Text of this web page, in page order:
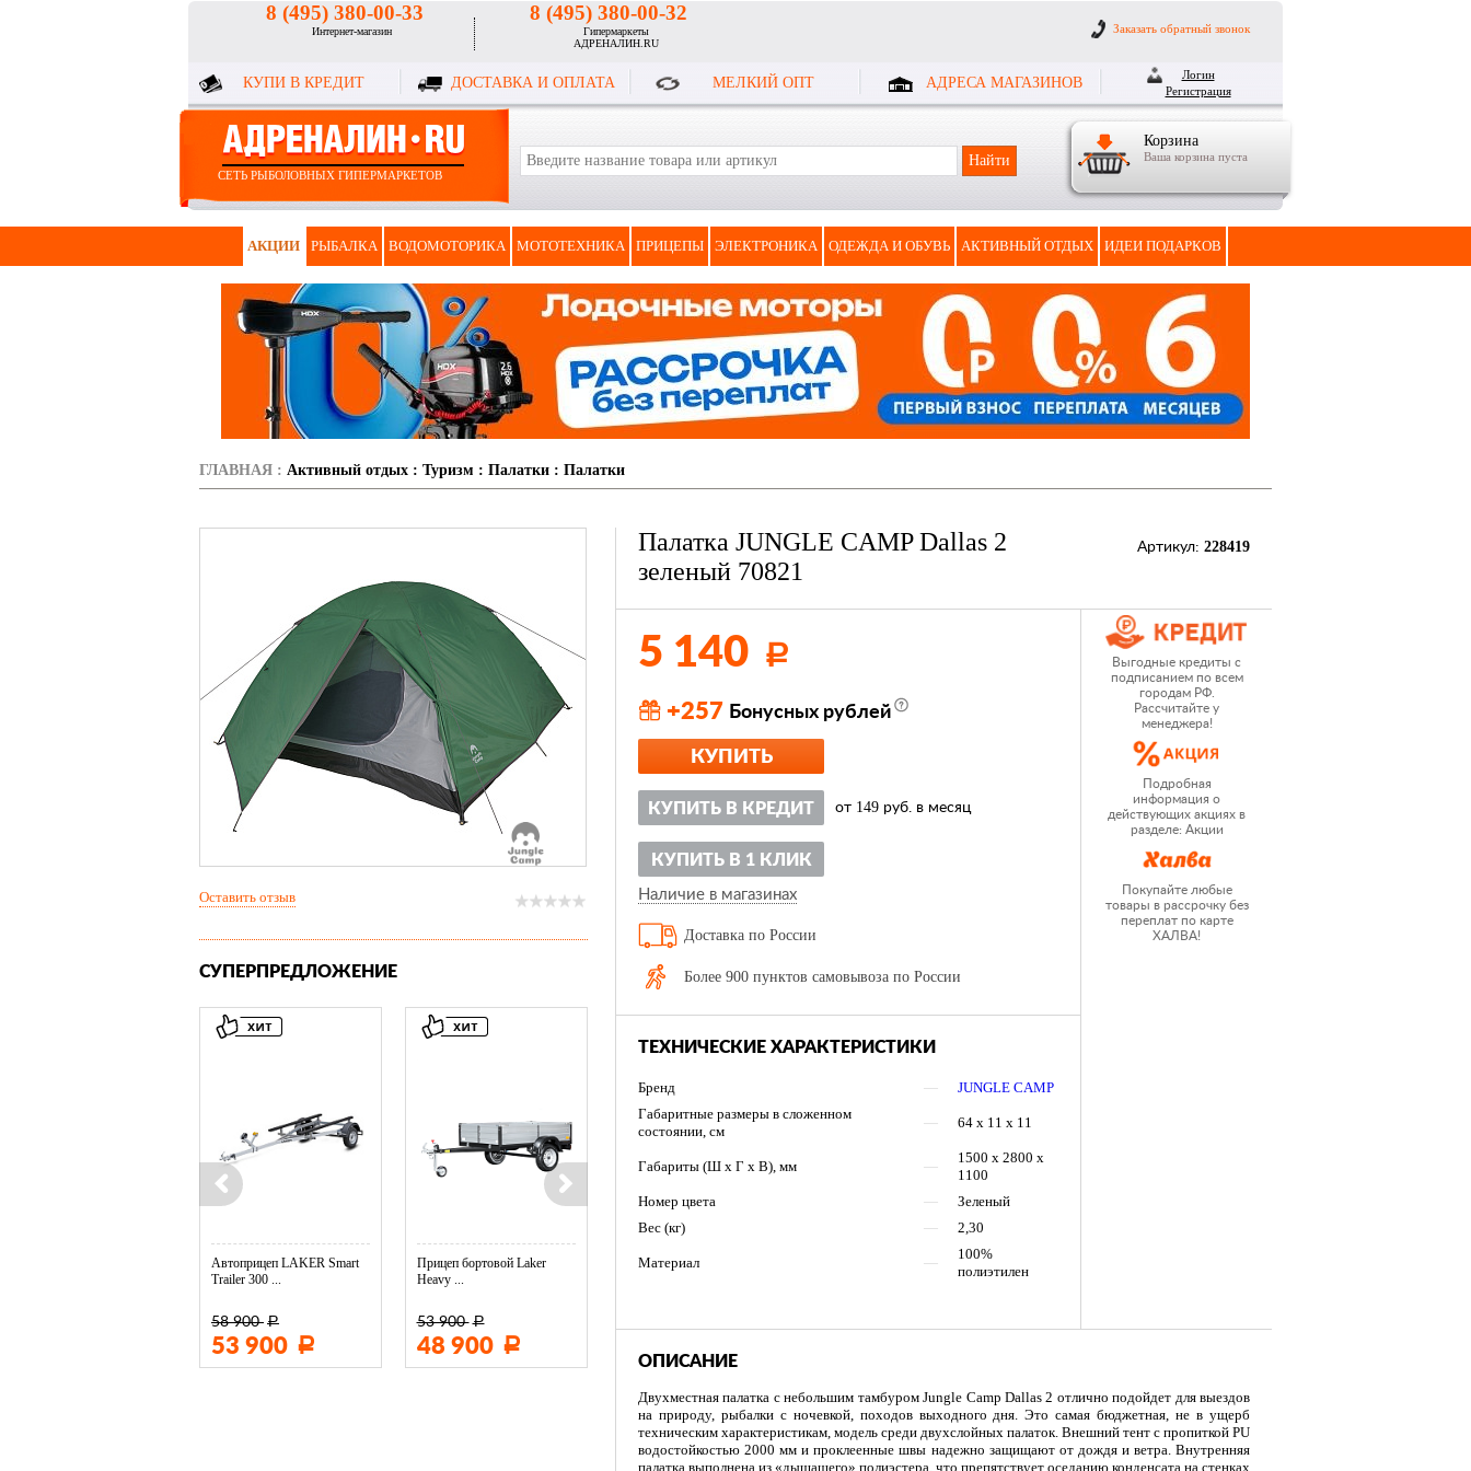
8 (495) 380-00-33
Интернет-магазин
8 (495) 380-00-32
Гипермаркеты
АДРЕНАЛИН.RU
Заказать обратный звонок
КУПИ В КРЕДИТ ДОСТАВКА И ОПЛАТА МЕЛКИЙ ОПТ АДРЕСА МАГАЗИНОВ
Логин
Регистрация
Корзина
Ваша корзина пуста
СЕТЬ РЫБОЛОВНЫХ ГИПЕРМАРКЕТОВ
АКЦИИ РЫБАЛКА ВОДОМОТОРИКА МОТОТЕХНИКА ПРИЦЕПЫ ЭЛЕКТРОНИКА ОДЕЖДА И ОБУВЬ АКТИВНЫЙ ОТДЫХ ИДЕИ ПОДАРКОВ
ГЛАВНАЯ : Активный отдых : Туризм : Палатки : Палатки
Палатка JUNGLE CAMP Dallas 2
зеленый 70821
Артикул: 228419
5 140 Р
+257 Бонусных рублей
КУПИТЬ
КУПИТЬ В КРЕДИТ от 149 руб. в месяц
КУПИТЬ В 1 КЛИК
Наличие в магазинах
Доставка по России
Более 900 пунктов самовывоза по России
ТЕХНИЧЕСКИЕ ХАРАКТЕРИСТИКИ
Бренд —
JUNGLE CAMP
Габаритные размеры в cложенном
состоянии, см
— 64 х 11 х 11
Габариты (Ш х Г х В), мм —
1500 x 2800 x
1100
Номер цвета
—
Зеленый
Вес (кг)
— 2,30
Материал —
100%
полиэтилен
Выгодные кредиты с
подписанием по всем
городам РФ.
Рассчитайте у
менеджера!
Подробная
информация о
действующих акциях в
разделе: Акции
Покупайте любые
товары в рассрочку без
переплат по карте
ХАЛВА!
ОПИСАНИЕ
Двухместная палатка с небольшим тамбуром Jungle Camp Dallas 2 отлично подойдет для выездов
на природу, рыбалки с ночевкой, походов выходного дня. Это самая бюджетная, не в ущерб
техническим характеристикам, модель среди двухслойных палаток. Внешний тент с пропиткой PU
водостойкостью 2000 мм и проклеенные швы надежно защищают от дождя и ветра. Внутренняя
палатка выполнена из «дышащего» полиэстера, что препятствует оседанию конденсата на стенках
Оставить отзыв
СУПЕРПРЕДЛОЖЕНИЕ
Автоприцеп LAKER Smart
Trailer 300 ...
58 900 Р
53 900 Р
Прицеп бортовой Laker
Heavy ...
53 900 Р
48 900 Р
Тент LAKER с каркасом для
Тент LAKER с каркасом для